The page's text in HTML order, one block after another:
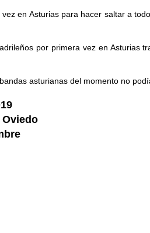
en Asturias para hacer saltar a
por primera vez en Asturias
asturianas del momento no
Oviedo